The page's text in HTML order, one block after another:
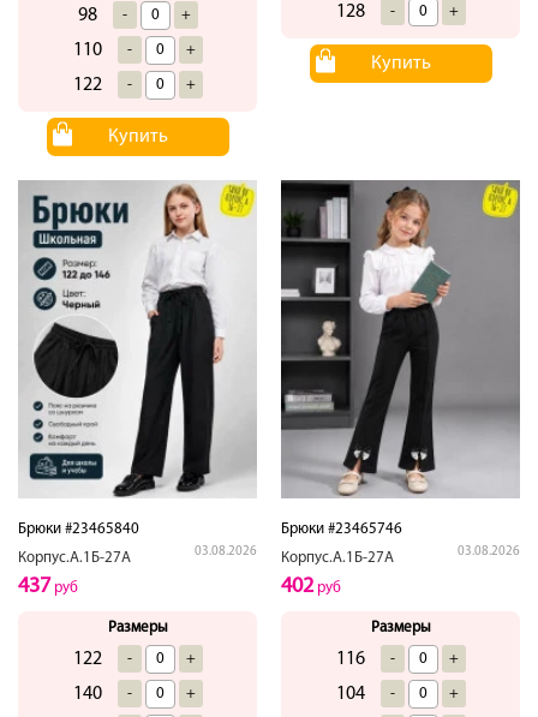
98 - +
110 - +
122 - +
Купить
128 - +
Купить
Брюки #23465840
Корпус.А.1Б-27А
03.08.2026
437 руб
Размеры
122 - +
140 - +
Брюки #23465746
Корпус.А.1Б-27А
03.08.2026
402руб
Размеры
116 - +
104 - +